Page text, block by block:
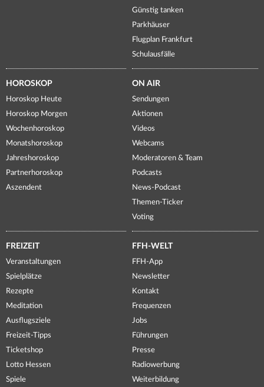
Günstig tanken
Parkhäuser
Flugplan Frankfurt
Schulausfälle
HOROSKOP
Horoskop Heute
Horoskop Morgen
Wochenhoroskop
Monatshoroskop
Jahreshoroskop
Partnerhoroskop
Aszendent
ON AIR
Sendungen
Aktionen
Videos
Webcams
Moderatoren & Team
Podcasts
News-Podcast
Themen-Ticker
Voting
FREIZEIT
Veranstaltungen
Spielplätze
Rezepte
Meditation
Ausflugsziele
Freizeit-Tipps
Ticketshop
Lotto Hessen
Spiele
FFH-WELT
FFH-App
Newsletter
Kontakt
Frequenzen
Jobs
Führungen
Presse
Radiowerbung
Weiterbildung